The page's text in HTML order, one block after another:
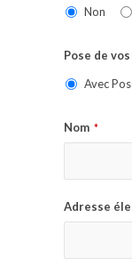
Non
Pose de
Avec
Nom *
Adresse